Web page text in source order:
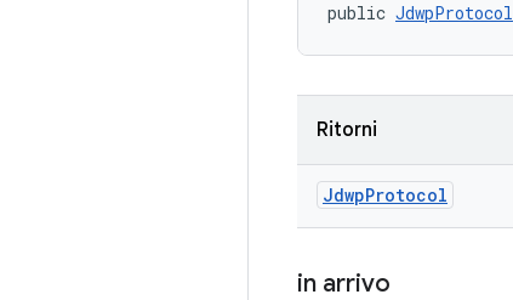
public JdwpProtocol
Ritorni
JdwpProtocol
in arrivo